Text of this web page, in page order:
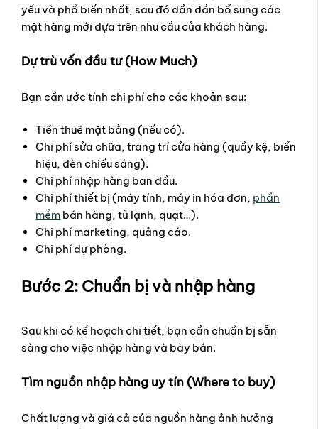
yếu và phổ biến nhất, sau đó dần dần bổ sung các
mặt hàng mới dựa trên nhu cầu của khách hàng.
Dự trù vốn đầu tư (How Much)
Bạn cần ước tính chi phí cho các khoản sau:
Tiền thuê mặt bằng (nếu có).
Chi phí sửa chữa, trang trí cửa hàng (quầy kệ, biển
hiệu, đèn chiếu sáng).
Chi phí nhập hàng ban đầu.
Chi phí thiết bị (máy tính, máy in hóa đơn, phần
mềm bán hàng, tủ lạnh, quạt…).
Chi phí marketing, quảng cáo.
Chi phí dự phòng.
Bước 2: Chuẩn bị và nhập hàng
Sau khi có kế hoạch chi tiết, bạn cần chuẩn bị sẵn
sàng cho việc nhập hàng và bày bán.
Tìm nguồn nhập hàng uy tín (Where to buy)
Chất lượng và giá cả của nguồn hàng ảnh hưởng